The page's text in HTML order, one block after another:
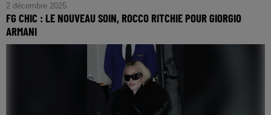
2 décembre 2025
FG CHIC : LE NOUVEAU SOIN, ROCCO RITCHIE POUR GIORGIO
ARMANI
FG CHIC : Le Nouveau Soin, Rocco Ritchie pour Giorgio